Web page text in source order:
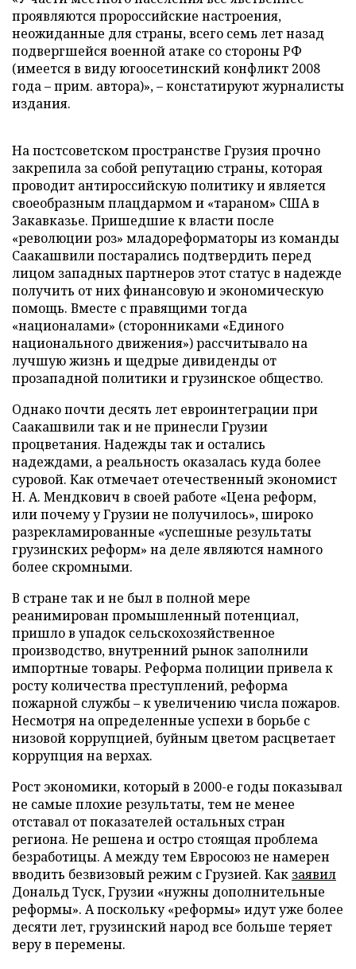
проявляются пророссийские настроения,
неожиданные для страны, всего семь лет назад
подвергшейся военной атаке со стороны РФ
(имеется в виду югоосетинский конфликт 2008
года – прим. автора)», – констатируют журналисты
издания.
На постсоветском пространстве Грузия прочно
закрепила за собой репутацию страны, которая
проводит антироссийскую политику и является
своеобразным плацдармом и «тараном» США в
Закавказье. Пришедшие к власти после
«революции роз» младореформаторы из команды
Саакашвили постарались подтвердить перед
лицом западных партнеров этот статус в надежде
получить от них финансовую и экономическую
помощь. Вместе с правящими тогда
«националами» (сторонниками «Единого
национального движения») рассчитывало на
лучшую жизнь и щедрые дивиденды от
прозападной политики и грузинское общество.
Однако почти десять лет евроинтеграции при
Саакашвили так и не принесли Грузии
процветания. Надежды так и остались
надеждами, а реальность оказалась куда более
суровой. Как отмечает отечественный экономист
Н. А. Мендкович в своей работе «Цена реформ,
или почему у Грузии не получилось», широко
разрекламированные «успешные результаты
грузинских реформ» на деле являются намного
более скромными.
В стране так и не был в полной мере
реанимирован промышленный потенциал,
пришло в упадок сельскохозяйственное
производство, внутренний рынок заполнили
импортные товары. Реформа полиции привела к
росту количества преступлений, реформа
пожарной службы – к увеличению числа пожаров.
Несмотря на определенные успехи в борьбе с
низовой коррупцией, буйным цветом расцветает
коррупция на верхах.
Рост экономики, который в 2000-е годы показывал
не самые плохие результаты, тем не менее
отставал от показателей остальных стран
региона. Не решена и остро стоящая проблема
безработицы. А между тем Евросоюз не намерен
вводить безвизовый режим с Грузией. Как заявил
Дональд Туск, Грузии «нужны дополнительные
реформы». А поскольку «реформы» идут уже более
десяти лет, грузинский народ все больше теряет
веру в перемены.